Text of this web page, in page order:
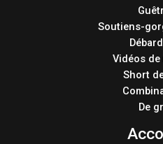
Soutiens-
Vidéos
Short
De